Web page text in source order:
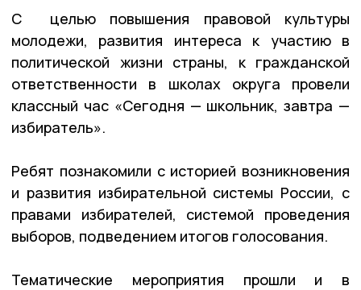
С целью повышения правовой культуры
молодежи, развития интереса к участию в
политической жизни страны, к гражданской
ответственности в школах округа провели
классный час «Сегодня — школьник, завтра —
избиратель».
Ребят познакомили с историей возникновения
и развития избирательной системы России, с
правами избирателей, системой проведения
выборов, подведением итогов голосования.
Тематические мероприятия прошли и в